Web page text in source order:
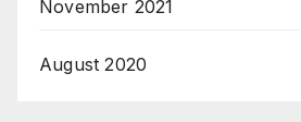
November 2021
August 2020